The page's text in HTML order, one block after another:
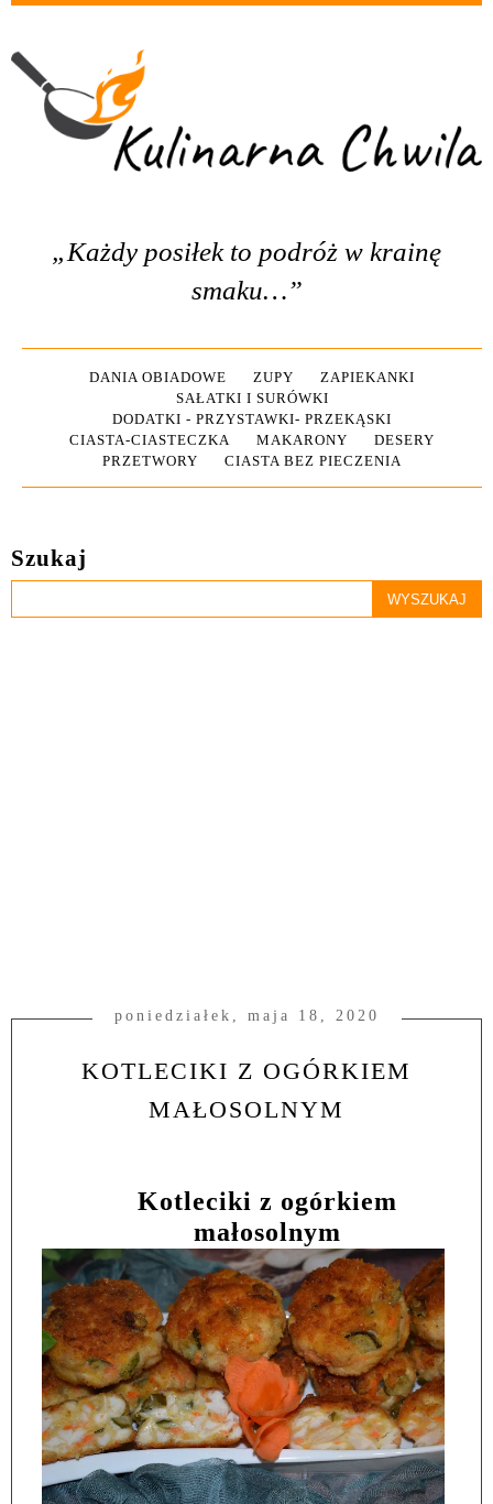
„Każdy posiłek to podróż w krainę
smaku…”
DANIA OBIADOWE ZUPY
ZAPIEKANKI
SAŁATKI I SURÓWKI
DODATKI - PRZYSTAWKI- PRZEKĄSKI
CIASTA-CIASTECZKA
MAKARONY
DESERY
PRZETWORY
CIASTA BEZ PIECZENIA
Szukaj
poniedziałek, maja 18, 2020
KOTLECIKI Z OGÓRKIEM
MAŁOSOLNYM
Kotleciki z ogórkiem
małosolnym